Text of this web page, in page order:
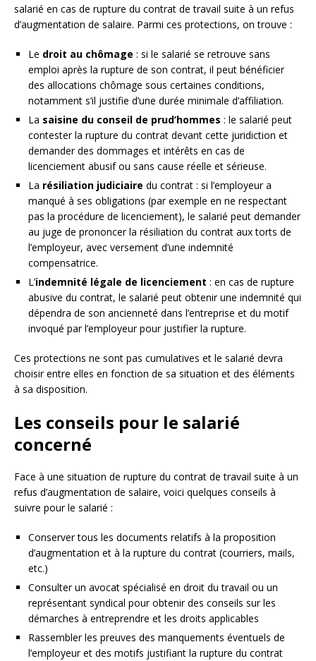
salarié en cas de rupture du contrat de travail suite à un refus
d’augmentation de salaire. Parmi ces protections, on trouve :
Le droit au chômage : si le salarié se retrouve sans
emploi après la rupture de son contrat, il peut bénéficier
des allocations chômage sous certaines conditions,
notamment s’il justifie d’une durée minimale d’affiliation.
La saisine du conseil de prud’hommes : le salarié peut
contester la rupture du contrat devant cette juridiction et
demander des dommages et intérêts en cas de
licenciement abusif ou sans cause réelle et sérieuse.
La résiliation judiciaire du contrat : si l’employeur a
manqué à ses obligations (par exemple en ne respectant
pas la procédure de licenciement), le salarié peut demander
au juge de prononcer la résiliation du contrat aux torts de
l’employeur, avec versement d’une indemnité
compensatrice.
L’indemnité légale de licenciement : en cas de rupture
abusive du contrat, le salarié peut obtenir une indemnité qui
dépendra de son ancienneté dans l’entreprise et du motif
invoqué par l’employeur pour justifier la rupture.
Ces protections ne sont pas cumulatives et le salarié devra
choisir entre elles en fonction de sa situation et des éléments
à sa disposition.
Les conseils pour le salarié
concerné
Face à une situation de rupture du contrat de travail suite à un
refus d’augmentation de salaire, voici quelques conseils à
suivre pour le salarié :
Conserver tous les documents relatifs à la proposition
d’augmentation et à la rupture du contrat (courriers, mails,
etc.)
Consulter un avocat spécialisé en droit du travail ou un
représentant syndical pour obtenir des conseils sur les
démarches à entreprendre et les droits applicables
Rassembler les preuves des manquements éventuels de
l’employeur et des motifs justifiant la rupture du contrat